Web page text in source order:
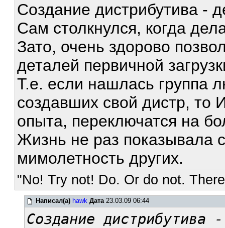
Создание дистрибутива -
Сам столкнулся, когда
Зато, очень здорово
деталей первичной
Т.е. если нашлась группа
создавших свой дистр,
опыта, переключатся на
Жизнь не раз показывала
мимолетность других.
"No! Try not! Do. Or do not.
Написал(а) hawk Дата23.03.09 06:44
Создание дистрибутива